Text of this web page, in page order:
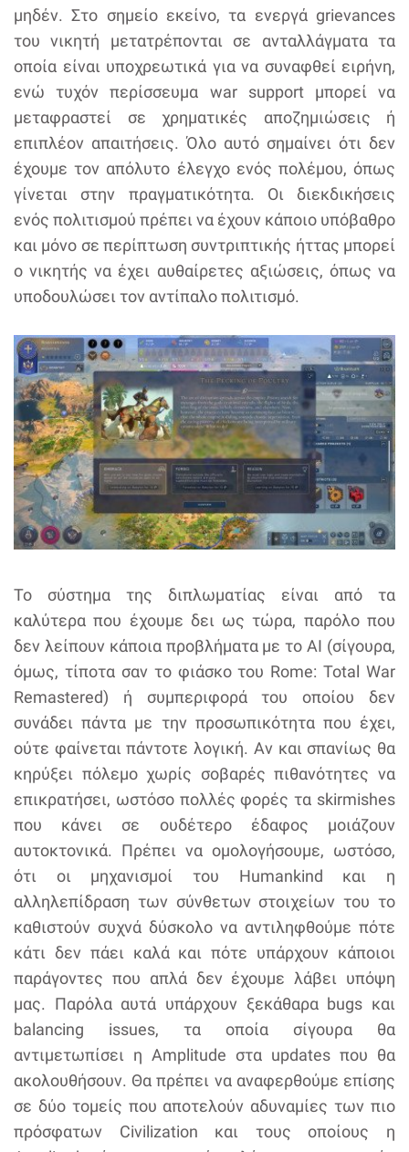
μηδέν. Στο σημείο εκείνο, τα ενεργά grievances
του νικητή μετατρέπονται σε ανταλλάγματα τα
οποία είναι υποχρεωτικά για να συναφθεί ειρήνη,
ενώ τυχόν περίσσευμα war support μπορεί να
μεταφραστεί σε χρηματικές αποζημιώσεις ή
επιπλέον απαιτήσεις. Όλο αυτό σημαίνει ότι δεν
έχουμε τον απόλυτο έλεγχο ενός πολέμου, όπως
γίνεται στην πραγματικότητα. Οι διεκδικήσεις
ενός πολιτισμού πρέπει να έχουν κάποιο υπόβαθρο
και μόνο σε περίπτωση συντριπτικής ήττας μπορεί
ο νικητής να έχει αυθαίρετες αξιώσεις, όπως να
υποδουλώσει τον αντίπαλο πολιτισμό.
Το σύστημα της διπλωματίας είναι από τα
καλύτερα που έχουμε δει ως τώρα, παρόλο που
δεν λείπουν κάποια προβλήματα με το ΑΙ (σίγουρα,
όμως, τίποτα σαν το φιάσκο του Rome: Total War
Remastered) ή συμπεριφορά του οποίου δεν
συνάδει πάντα με την προσωπικότητα που έχει,
ούτε φαίνεται πάντοτε λογική. Αν και σπανίως θα
κηρύξει πόλεμο χωρίς σοβαρές πιθανότητες να
επικρατήσει, ωστόσο πολλές φορές τα skirmishes
που κάνει σε ουδέτερο έδαφος μοιάζουν
αυτοκτονικά. Πρέπει να ομολογήσουμε, ωστόσο,
ότι οι μηχανισμοί του Humankind και η
αλληλεπίδραση των σύνθετων στοιχείων του το
καθιστούν συχνά δύσκολο να αντιληφθούμε πότε
κάτι δεν πάει καλά και πότε υπάρχουν κάποιοι
παράγοντες που απλά δεν έχουμε λάβει υπόψη
μας. Παρόλα αυτά υπάρχουν ξεκάθαρα bugs και
balancing issues, τα οποία σίγουρα θα
αντιμετωπίσει η Amplitude στα updates που θα
ακολουθήσουν. Θα πρέπει να αναφερθούμε επίσης
σε δύο τομείς που αποτελούν αδυναμίες των πιο
πρόσφατων Civilization και τους οποίους η